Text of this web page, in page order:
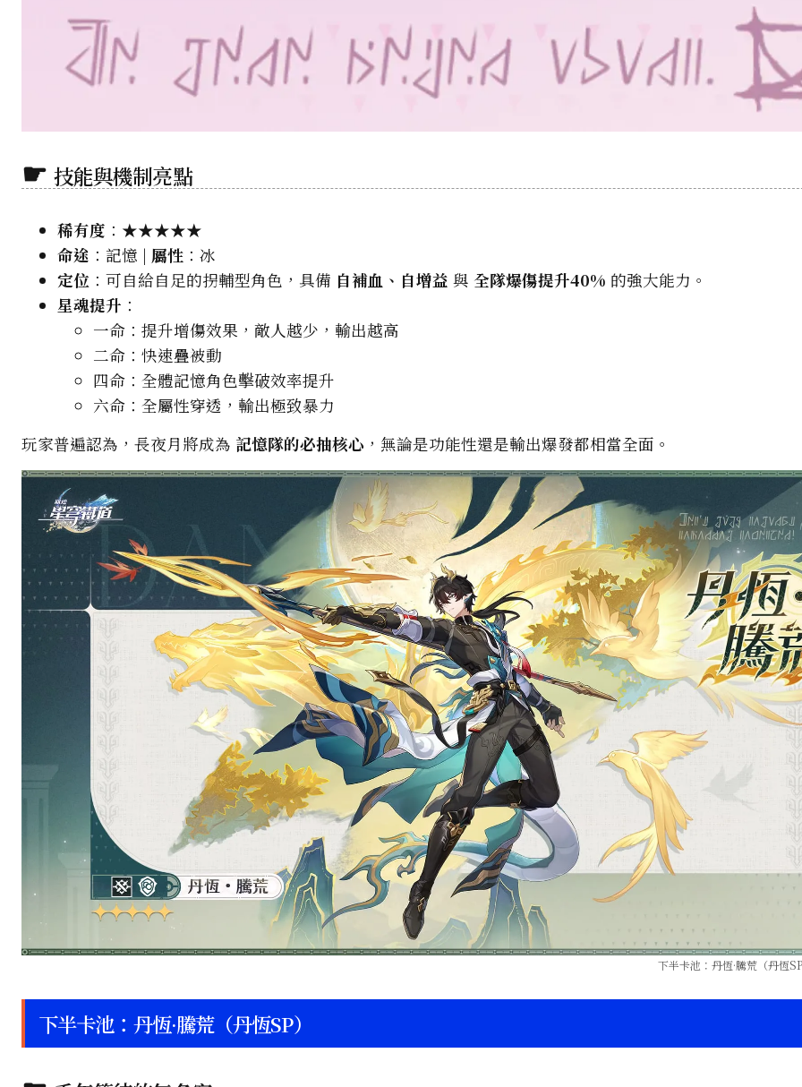
技能與機制亮點
稀有度 ：★★★★★
命途 ：記憶 | 屬性 ：冰
定位 ：可自給自足的拐輔型角色，具備 自補血、自增益 與 全隊爆傷提升40% 的強大能力。
星魂提升 ：
一命：提升增傷效果，敵人越少，輸出越高
二命：快速疊被動
四命：全體記憶角色擊破效率提升
六命：全屬性穿透，輸出極致暴力
玩家普遍認為，長夜月將成為 記憶隊的必抽核心 ，無論是功能性還是輸出爆發都相當全面。
下半卡池：丹恆·騰荒（丹恆
下半卡池：丹恆·騰荒（丹恆SP）